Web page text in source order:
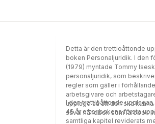
Säkerhetsskyddslagen och
säkerhetsskyddsåtgärder
säkerhet,
personalsäkerhet. Med stöd
Säkerhetspolisen utfärdat
föreskrifter. I den här skriften
Detta är den trettioåttonde
boken Personaljuridik. I den
(1979) myntade Tommy
personaljuridik, som
regler som gäller i
arbetsgivare och
upplagd så att den ska
såväl handbok som lärobok
I den trettioåttonde
46 år efter bokens första
samtliga kapitel reviderats